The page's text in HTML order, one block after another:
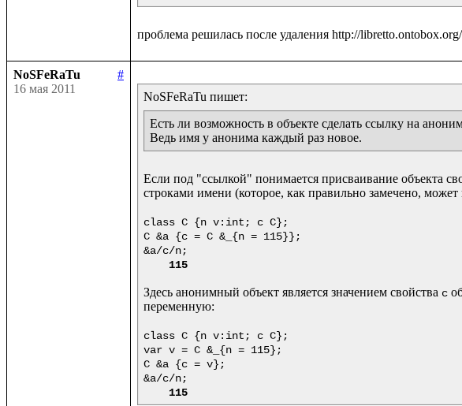
NoSFeRaTu
#
16 мая 2011
Есть ли возможность в объекте сделать ссылку на
Ведь имя у анонима каждый раз новое.
Если под "ссылкой" понимается присваивание объекта
строками имени (которое, как правильно замечено,
class C {n v:int; c C};
C &a {c = C &_{n = 115}};
&a/c/n;
115
Здесь анонимный объект является значением свойства c
переменную:
class C {n v:int; c C};
var v = C &_{n = 115};
C &a {c = v};
&a/c/n;
115